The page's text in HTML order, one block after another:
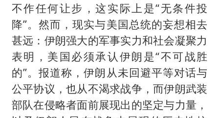
不作任何让步，这实际上是“无条件投
降”。然而，现实与美国总统的妄想相去
甚远：伊朗强大的军事实力和社会凝聚力
表明，美国必须承认伊朗是“不可战胜
的”。报道称，伊朗从未回避平等对话与
公平协议，也从不渴求战争，而伊朗武装
部队在侵略者面前展现出的坚定与力量，